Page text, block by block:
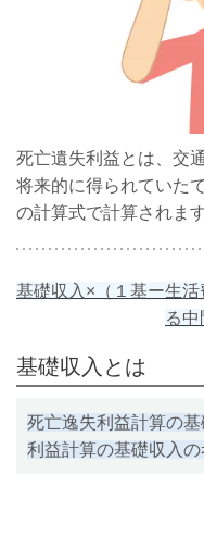
死亡遺失利益とは、交
将来的に得られていた
の計算式で計算されます
基礎収入×（１基ー生
る
基礎収入とは
死亡逸失利益計算の
利益計算の基礎収入の